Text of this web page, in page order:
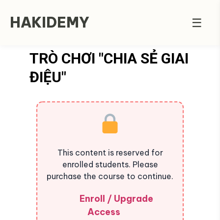
HAKIDEMY ☰
TRÒ CHƠI "CHIA SẺ GIAI
ĐIỆU"
This content is reserved for
enrolled students. Please
purchase the course to continue.
Enroll / Upgrade
Access